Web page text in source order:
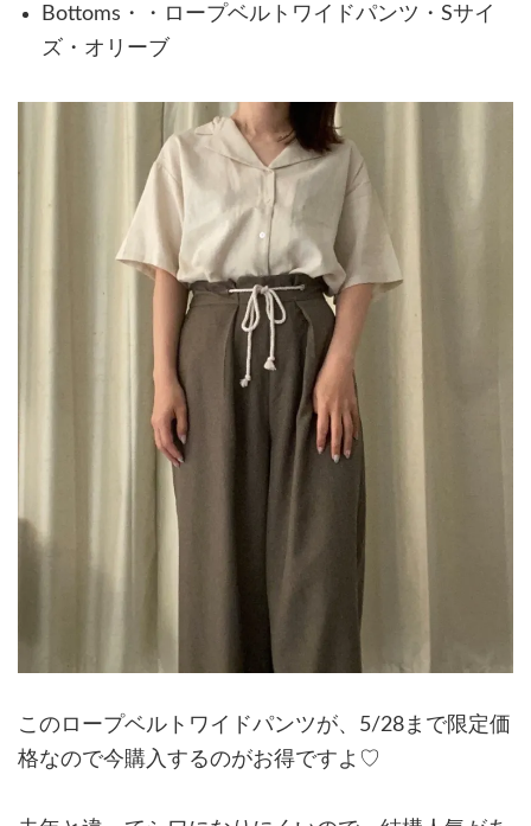
Bottoms・・ロープベルトワイドパンツ・Sサイ
ズ・オリーブ
このロープベルトワイドパンツが、5/28まで限定価
格なので今購入するのがお得ですよ♡